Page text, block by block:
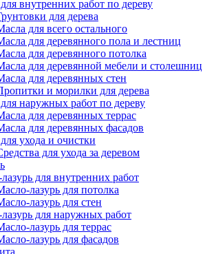
внутренних работ по дереву
для дерева
для всего остального
для деревянного пола и лестниц
для деревянного потолка
для деревянной мебели и столешниц
для деревянных стен
и морилки для дерева
наружных работ по дереву
для деревянных террас
для деревянных фасадов
ухода и очистки
для ухода за деревом
для внутренних работ
лазурь для потолка
лазурь для стен
для наружных работ
лазурь для террас
лазурь для фасадов